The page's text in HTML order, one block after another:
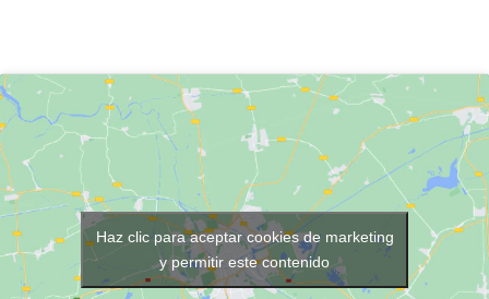
Haz clic para aceptar cookies de marketing
y permitir este contenido